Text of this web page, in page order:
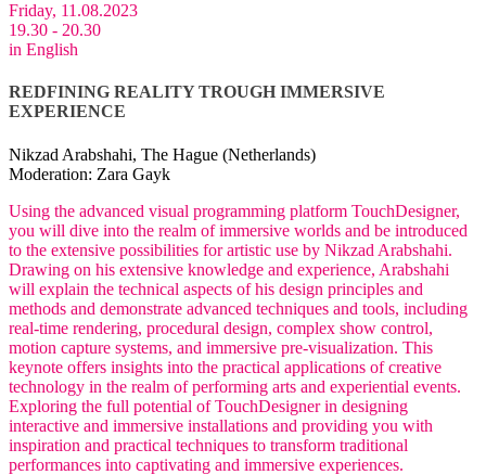
Friday, 11.08.2023
19.30 - 20.30
in English
REDFINING REALITY TROUGH IMMERSIVE
EXPERIENCE
Nikzad Arabshahi, The Hague (Netherlands)
Moderation: Zara Gayk
Using the advanced visual programming platform TouchDesigner,
you will dive into the realm of immersive worlds and be introduced
to the extensive possibilities for artistic use by Nikzad Arabshahi.
Drawing on his extensive knowledge and experience, Arabshahi
will explain the technical aspects of his design principles and
methods and demonstrate advanced techniques and tools, including
real-time rendering, procedural design, complex show control,
motion capture systems, and immersive pre-visualization. This
keynote offers insights into the practical applications of creative
technology in the realm of performing arts and experiential events.
Exploring the full potential of TouchDesigner in designing
interactive and immersive installations and providing you with
inspiration and practical techniques to transform traditional
performances into captivating and immersive experiences.